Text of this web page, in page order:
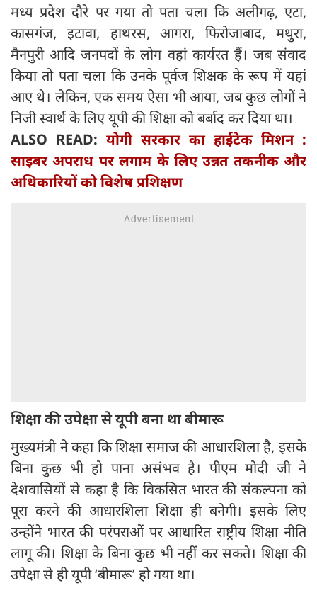
मध्य प्रदेश दौरे पर गया तो पता चला कि अलीगढ़, एटा,
कासगंज, इटावा, हाथरस, आगरा, फिरोजाबाद, मथुरा,
मैनपुरी आदि जनपदों के लोग वहां कार्यरत हैं। जब संवाद
किया तो पता चला कि उनके पूर्वज शिक्षक के रूप में यहां
आए थे। लेकिन, एक समय ऐसा भी आया, जब कुछ लोगों ने
निजी स्वार्थ के लिए यूपी की शिक्षा को बर्बाद कर दिया था।
ALSO READ: योगी सरकार का हाईटेक मिशन :
साइबर अपराध पर लगाम के लिए उन्नत तकनीक और
अधिकारियों को विशेष प्रशिक्षण
शिक्षा की उपेक्षा से यूपी बना था बीमारू
मुख्यमंत्री ने कहा कि शिक्षा समाज की आधारशिला है, इसके
बिना कुछ भी हो पाना असंभव है। पीएम मोदी जी ने
देशवासियों से कहा है कि विकसित भारत की संकल्पना को
पूरा करने की आधारशिला शिक्षा ही बनेगी। इसके लिए
उन्होंने भारत की परंपराओं पर आधारित राष्ट्रीय शिक्षा नीति
लागू की। शिक्षा के बिना कुछ भी नहीं कर सकते। शिक्षा की
उपेक्षा से ही यूपी ‘बीमारू’ हो गया था।